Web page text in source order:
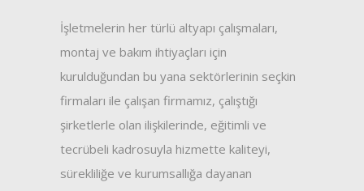
İşletmelerin her türlü altyapı çalışmaları,
montaj ve bakım ihtiyaçları için
kurulduğundan bu yana sektörlerinin seçkin
firmaları ile çalışan firmamız, çalıştığı
şirketlerle olan ilişkilerinde, eğitimli ve
tecrübeli kadrosuyla hizmette kaliteyi,
sürekliliğe ve kurumsallığa dayanan